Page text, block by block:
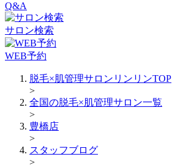
Q&A
サロン検索
WEB予約
脱毛×肌管理サロンリンリンTOP
>
全国の脱毛×肌管理サロン一覧
>
豊橋店
>
スタッフブログ
>